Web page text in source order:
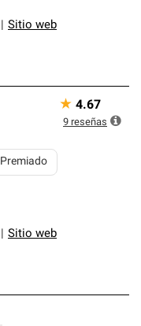
Sitio web
Sitio web
Premiado
★ 4.67
9 reseñas